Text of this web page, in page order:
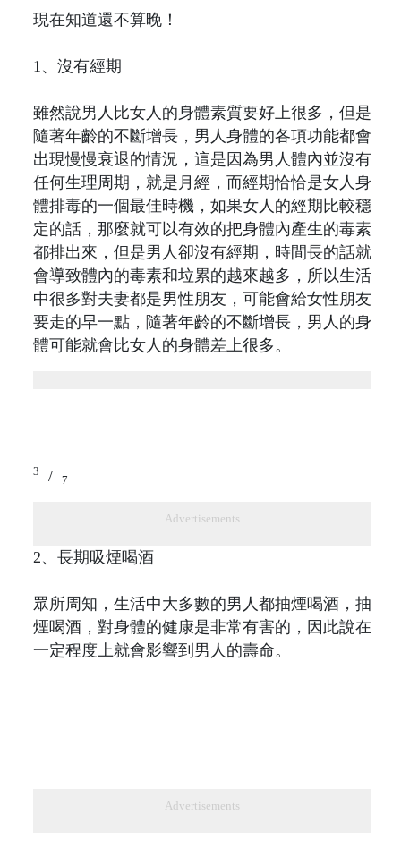
現在知道還不算晚！
1、沒有經期
雖然說男人比女人的身體素質要好上很多，但是
隨著年齡的不斷增長，男人身體的各項功能都會
出現慢慢衰退的情況，這是因為男人體內並沒有
任何生理周期，就是月經，而經期恰恰是女人身
體排毒的一個最佳時機，如果女人的經期比較穩
定的話，那麼就可以有效的把身體內產生的毒素
都排出來，但是男人卻沒有經期，時間長的話就
會導致體內的毒素和垃累的越來越多，所以生活
中很多對夫妻都是男性朋友，可能會給女性朋友
要走的早一點，隨著年齡的不斷增長，男人的身
體可能就會比女人的身體差上很多。
3 / 7
Advertisements
2、長期吸煙喝酒
眾所周知，生活中大多數的男人都抽煙喝酒，抽
煙喝酒，對身體的健康是非常有害的，因此說在
一定程度上就會影響到男人的壽命。
Advertisements